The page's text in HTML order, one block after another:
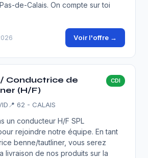
de-Calais. On compte sur toi
Voir l'offre →
Conductrice de
(H/F)
CDI
📍 62 - CALAIS
un conducteur H/F SPL
rejoindre notre équipe. En tant
benne/tautliner, vous serez
livraison de nos produits sur la